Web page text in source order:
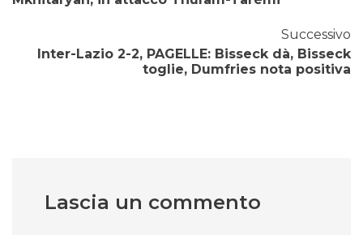
Successivo
Inter-Lazio 2-2, PAGELLE: Bisseck dà, Bisseck
toglie, Dumfries nota positiva
Lascia un commento